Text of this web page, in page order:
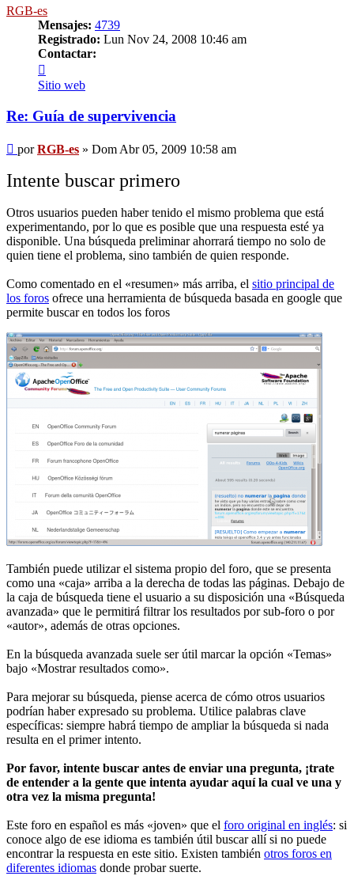
RGB-es
Mensajes: 4739
Registrado: Lun Nov 24, 2008 10:46 am
Contactar:
RGB-
es
Sitio web
Re: Guía de supervivencia
Mensaje
porRGB-es » Dom Abr 05, 2009 10:58 am
Intente buscar primero
Otros usuarios pueden haber tenido el mismo problema que está
experimentando, por lo que es posible que una respuesta esté ya
disponible. Una búsqueda preliminar ahorrará tiempo no solo de
quien tiene el problema, sino también de quien responde.
Como comentado en el «resumen» más arriba, el sitio principal de
los foros ofrece una herramienta de búsqueda basada en google que
permite buscar en todos los foros
También puede utilizar el sistema propio del foro, que se presenta
como una «caja» arriba a la derecha de todas las páginas. Debajo de
la caja de búsqueda tiene el usuario a su disposición una «Búsqueda
avanzada» que le permitirá filtrar los resultados por sub-foro o por
«autor», además de otras opciones.
En la búsqueda avanzada suele ser útil marcar la opción «Temas»
bajo «Mostrar resultados como».
Para mejorar su búsqueda, piense acerca de cómo otros usuarios
podrían haber expresado su problema. Utilice palabras clave
específicas: siempre habrá tiempo de ampliar la búsqueda si nada
resulta en el primer intento.
Por favor, intente buscar antes de enviar una pregunta, ¡trate
de entender a la gente que intenta ayudar aquí la cual ve una y
otra vez la misma pregunta!
Este foro en español es más «joven» que el foro original en inglés: si
conoce algo de ese idioma es también útil buscar allí si no puede
encontrar la respuesta en este sitio. Existen también otros foros en
diferentes idiomas donde probar suerte.